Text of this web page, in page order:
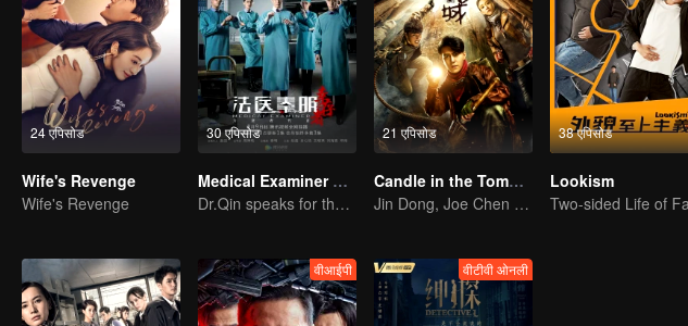
24 एपिसोड
Wife's Revenge
Wife's Revenge
30 एपिसोड
Medical Examiner Dr. Qin:The Survivor
Dr.Qin speaks for the dead.
21 एपिसोड
Candle in the Tomb: the Ancient City of Jingjue
Jin Dong, Joe Chen unlock an adventure in the tomb
38 एपिसोड
Lookism
वीआईपी वीटीवी ओनली